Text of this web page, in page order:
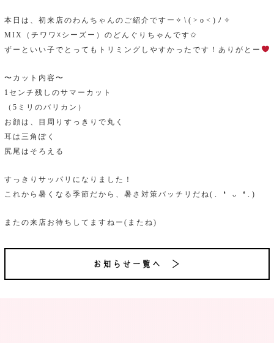
本日は、初来店のわんちゃんのご紹介ですー✧⁠\⁠(⁠>⁠o⁠<⁠)⁠ﾉ⁠✧
MIX（チワワ☓シーズー）のどんぐりちゃんです✩
ずーといい子でとってもトリミングしやすかったです！ありがとー
〜カット内容〜
1センチ残しのサマーカット
（5ミリのバリカン）
お顔は、目周りすっきりで丸く
耳は三角ぽく
尻尾はそろえる
すっきりサッパリになりました！
これから暑くなる季節だから、暑さ対策バッチリだね(⁠.⁠ ⁠❛⁠ ⁠ᴗ⁠ ⁠❛⁠.⁠)
またの来店お待ちしてますねー(またね)
お知らせ一覧へ ＞